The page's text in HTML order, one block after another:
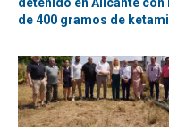
de 400 gramos de